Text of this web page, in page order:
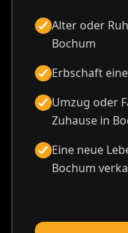
Alter oder
Bochum
Erbschaft
Umzug oder
Zuhause in
Eine neue
Bochum